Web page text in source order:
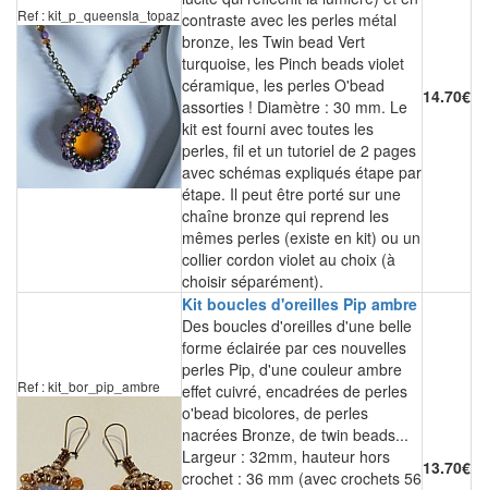
Ref : kit_p_queensla_topazcontraste avec les perles métal
bronze, les Twin bead Vert
turquoise, les Pinch beads violet
céramique, les perles O'bead
assorties ! Diamètre : 30 mm. Le
kit est fourni avec toutes les
perles, fil et un tutoriel de 2 pages
avec schémas expliqués étape par
étape. Il peut être porté sur une
chaîne bronze qui reprend les
mêmes perles (existe en kit) ou un
collier cordon violet au choix (à
choisir séparément).
14.70€
Ref : kit_bor_pip_ambre
Kit boucles d'oreilles Pip ambre
Des boucles d'oreilles d'une belle
forme éclairée par ces nouvelles
perles Pip, d'une couleur ambre
effet cuivré, encadrées de perles
o'bead bicolores, de perles
nacrées Bronze, de twin beads...
Largeur : 32mm, hauteur hors
crochet : 36 mm (avec crochets 5613.70€